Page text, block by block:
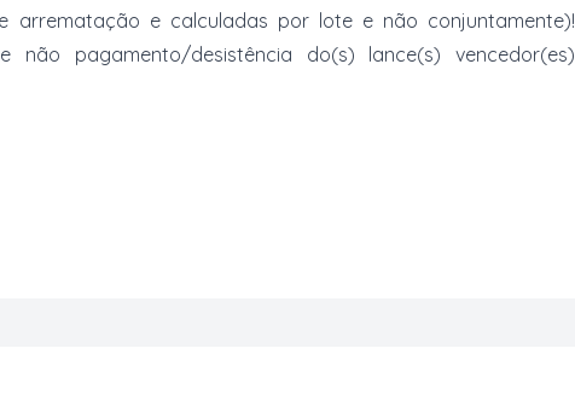
arrematação e calculadas por lote e não conjuntamente)!
pagamento/desistência do(s) lance(s) vencedor(es)